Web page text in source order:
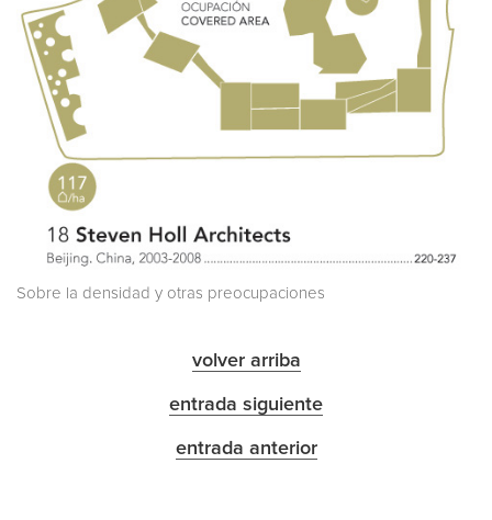
Sobre la densidad y otras preocupaciones
volver arriba
entrada siguiente
entrada anterior